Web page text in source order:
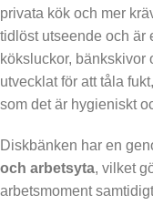
privata kök och mer
tidlöst utseende och är
köksluckor, bänkskivor
utvecklat för att tåla
som det är hygieniskt
Diskbänken har en
och arbetsyta, vilket
arbetsmoment